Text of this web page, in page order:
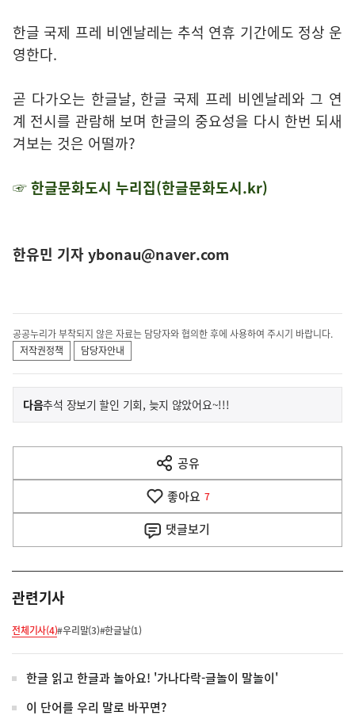
한글 국제 프레 비엔날레는 추석 연휴 기간에도 정상 운
영한다.
곧 다가오는 한글날, 한글 국제 프레 비엔날레와 그 연
계 전시를 관람해 보며 한글의 중요성을 다시 한번 되새
겨보는 것은 어떨까?
☞ 한글문화도시 누리집(한글문화도시.kr)
한유민 기자 ybonau@naver.com
공공누리가 부착되지 않은 자료는 담당자와 협의한 후에 사용하여 주시기 바랍니다.
저작권정책
담당자안내
이
전
다
음
다음기
사
추석 장보기 할인 기회, 늦지 않았어요~!!!
공유
열
기
좋아요 7
댓글보기
관련기사
전체기사(4)#우리말(3)#한글날(1)
한글 읽고 한글과 놀아요! '가나다락-글놀이 말놀이'
이 단어를 우리 말로 바꾸면?